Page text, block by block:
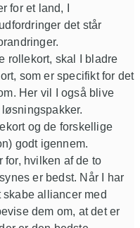
for et land, I
det står
rollekort, skal I bladre
som er specifikt for det
Her vil I også blive
og de forskellige
godt igennem.
for, hvilken af de to
er bedst. Når I har
alliancer med
dem om, at det er